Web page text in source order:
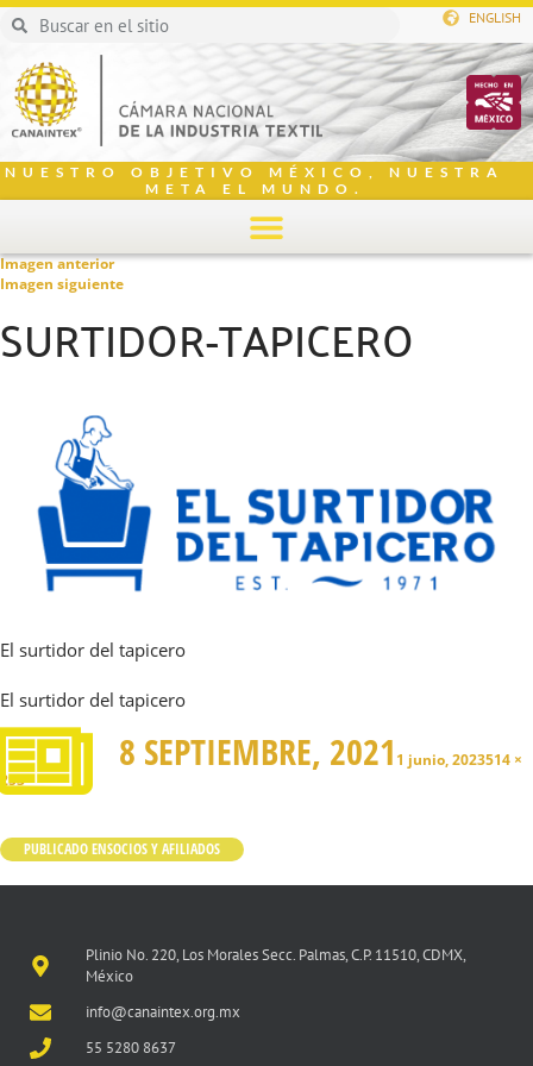
ENGLISH
NUESTRO OBJETIVO MÉXICO, NUESTRA
META EL MUNDO.
Imagen anterior
Imagen siguiente
SURTIDOR-TAPICERO
El surtidor del tapicero
El surtidor del tapicero
8 SEPTIEMBRE, 2021 1 junio, 2023514 ×
253
PUBLICADO ENSOCIOS Y AFILIADOS
Plinio No. 220, Los Morales Secc. Palmas, C.P. 11510, CDMX,
México
info@canaintex.org.mx
55 5280 8637